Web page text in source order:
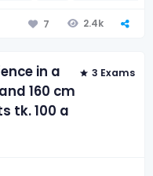
7 2.4k
in a
160 cm
tk. 100 a
3 Exams